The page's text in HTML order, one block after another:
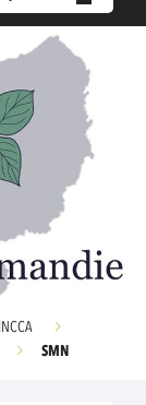
INCCA
SMN